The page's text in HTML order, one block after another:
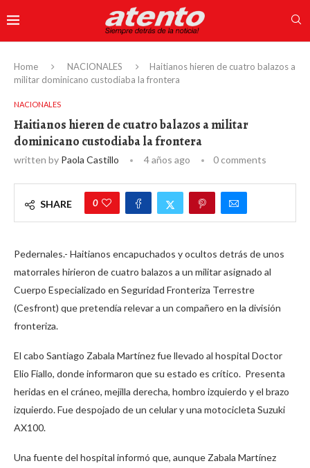
Home NACIONALES
Haitianos hieren de cuatro balazos a
militar dominicano custodiaba la frontera
NACIONALES
Haitianos hieren de cuatro balazos a militar
dominicano custodiaba la frontera
written by Paola Castillo 4 años ago 0 comments
SHARE 0
Pedernales.- Haitianos encapuchados y ocultos detrás de unos
matorrales hirieron de cuatro balazos a un militar asignado al
Cuerpo Especializado en Seguridad Fronteriza Terrestre
(Cesfront) que pretendía relevar a un compañero en la división
fronteriza.
El cabo Santiago Zabala Martínez fue llevado al hospital Doctor
Elio Fiallo, donde informaron que su estado es crítico. Presenta
heridas en el cráneo, mejilla derecha, hombro izquierdo y el brazo
izquierdo. Fue despojado de un celular y una motocicleta Suzuki
AX100.
Una fuente del hospital informó que, aunque Zabala Martínez